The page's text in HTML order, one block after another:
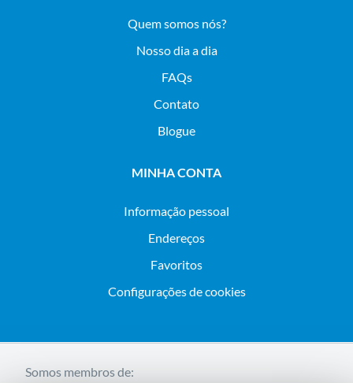
Quem somos nós?
Nosso dia a dia
FAQs
Contato
Blogue
MINHA CONTA
Informação pessoal
Endereços
Favoritos
Configurações de cookies
Somos membros de: